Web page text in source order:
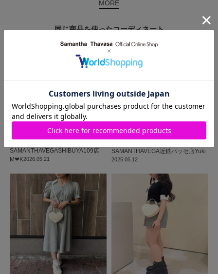
MORE
同じ商品を使ったコーディネート
2026.05.21
SAMANTHAVEGASHIBUYA109店
M‪‪❤︎‬K
2025.05.12
SAMANTHAVEGA近鉄パッセ店Yuki